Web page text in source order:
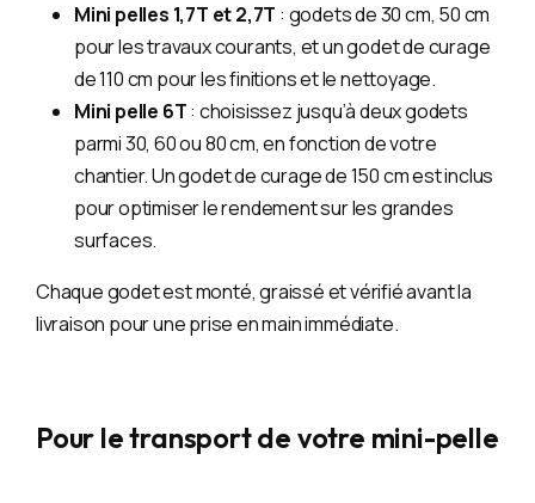
Mini pelles 1,7T et 2,7T : godets de 30 cm, 50 cm
pour les travaux courants, et un godet de curage
de 110 cm pour les finitions et le nettoyage.
Mini pelle 6T: choisissez jusqu’à deux godets
parmi 30, 60 ou 80 cm, en fonction de votre
chantier. Un godet de curage de 150 cm est inclus
pour optimiser le rendement sur les grandes
surfaces.
Chaque godet est monté, graissé et vérifié avant la
livraison pour une prise en main immédiate.
Pour le transport de votre mini-pelle